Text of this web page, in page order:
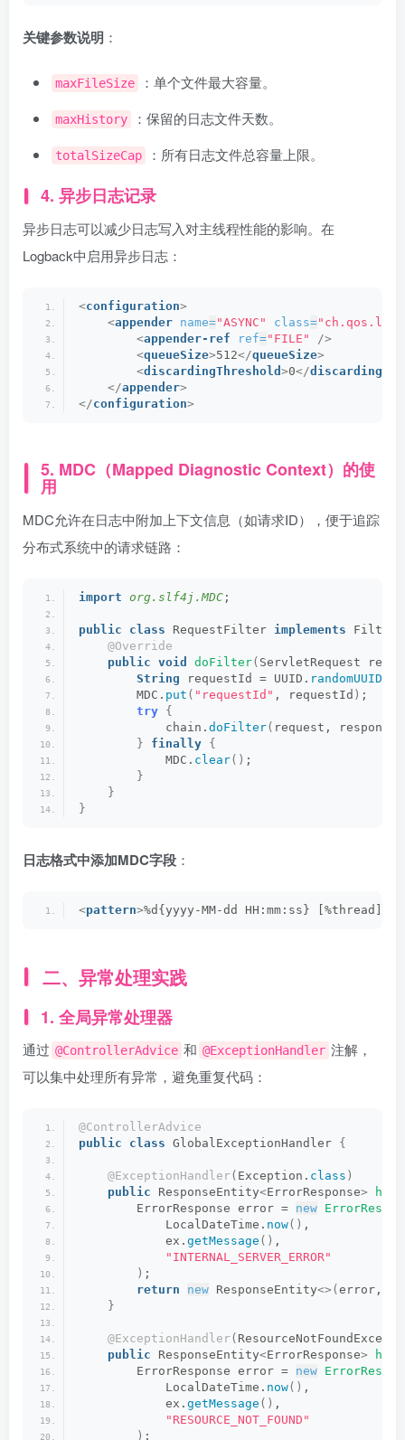
关键参数说明 ：
maxFileSize ：单个文件最大容量。
maxHistory ：保留的日志文件天数。
totalSizeCap ：所有日志文件总容量上限。
4. 异步日志记录
异步日志可以减少日志写入对主线程性能的影响。在
Logback中启用异步日志：
<configuration>
<appender name="ASYNC" class=
<appender-ref ref="FILE"
/>
<queueSize>512</queueSize>
<discardingThreshold >0</
</appender>
</configuration>
5. MDC（Mapped Diagnostic Context）的使
用
MDC允许在日志中附加上下文信息（如请求ID），便于追踪
分布式系统中的请求链路：
import org.slf4j.MDC ;
public class RequestFilter implements Filter
@Override
public void doFilter( ServletRequest
String requestId = UUID. randomUUID
        MDC.
put ( "requestId" , requestId ) ;
try {
            chain.
doFilter( request, response
}
finally {
            MDC.
clear() ;
}
}
}
日志格式中添加MDC字段 ：
<pattern>%d{yyyy-MM-dd HH:mm:ss} [%thread]
二、异常处理实践
1. 全局异常处理器
通过 @ControllerAdvice 和 @ExceptionHandler 注解，
可以集中处理所有异常，避免重复代码：
@ControllerAdvice
public
class GlobalExceptionHandler {
@ExceptionHandler( Exception. class )
public ResponseEntity<ErrorResponse>
        ErrorResponse error =
new
            LocalDateTime.
now() ,
            ex.
getMessage () ,
"INTERNAL_SERVER_ERROR"
) ;
return
new ResponseEntity<>( error,
}
@ExceptionHandler(
public ResponseEntity<ErrorResponse>
        ErrorResponse error =
new
            LocalDateTime.
now() ,
            ex.
getMessage () ,
"RESOURCE_NOT_FOUND"
) ;